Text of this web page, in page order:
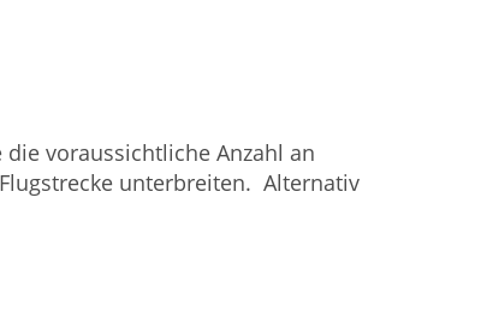
voraussichtliche Anzahl an
unterbreiten. Alternativ